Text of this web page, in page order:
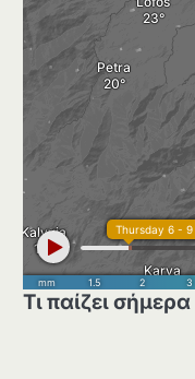
Τι παίζει σήμερα